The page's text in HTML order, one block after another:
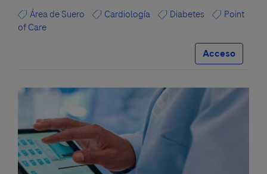
Área de Suero
Cardiología Diabetes
Point
of Care
Acceso